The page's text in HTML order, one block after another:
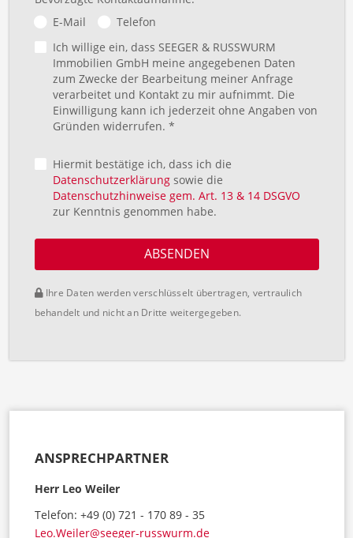
E-Mail
Telefon
Ich willige ein, dass SEEGER & RUSSWURM
Immobilien GmbH meine angegebenen Daten
zum Zwecke der Bearbeitung meiner Anfrage
verarbeitet und Kontakt zu mir aufnimmt. Die
Einwilligung kann ich jederzeit ohne Angaben von
Gründen widerrufen. *
Hiermit bestätige ich, dass ich die
Datenschutzerklärungsowie die
Datenschutzhinweise gem. Art. 13 & 14 DSGVO
zur Kenntnis genommen habe.
ABSENDEN
Ihre Daten werden verschlüsselt übertragen, vertraulich
behandelt und nicht an Dritte weitergegeben.
ANSPRECHPARTNER
Herr Leo Weiler
Telefon: +49 (0) 721 - 170 89 - 35
Leo.Weiler@seeger-russwurm.de